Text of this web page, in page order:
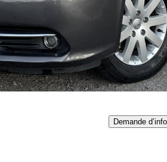
Affaire
Demande d’info